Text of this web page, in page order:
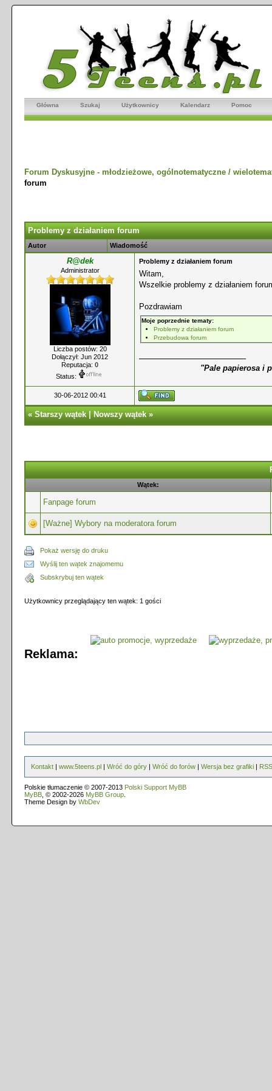
Główna Szukaj Użytkownicy Kalendarz Pomoc
Forum Dyskusyjne - młodzieżowe, ogólnotematyczne /
forum
Problemy z działaniem forum
Autor Wiadomość
R@dek
Administrator
Liczba postów: 20
Dołączył: Jun 2012
Reputacja: 0
Status:
Problemy z działaniem forum
Witam,
Wszelkie problemy z działaniem
Pozdrawiam
Moje poprzednie tematy:
Problemy z działaniem forum
Przebudowa forum
"Pale papierosa i
30-06-2012 00:41
«Starszy wątek|Nowszy wątek»
Wątek:
Fanpage forum
[Ważne] Wybory na moderatora forum
Pokaż wersję do druku
Wyślij ten wątek znajomemu
Subskrybuj ten wątek
Użytkownicy przeglądający ten wątek: 1 gości
Reklama:
Kontakt | www.5teens.pl | Wróć do góry | Wróć do forów | Wersja bez grafiki | RSS
Polskie tłumaczenie © 2007-2013 Polski Support MyBB
MyBB , © 2002-2026 MyBB Group
Theme Design by WbDev